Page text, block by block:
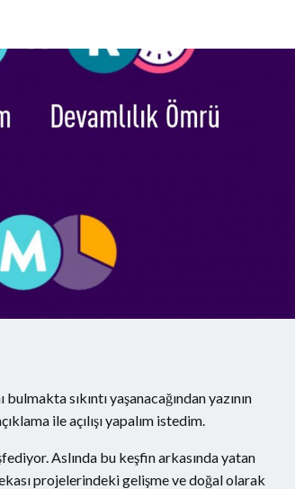
sıkıntı yaşanacağından yazının
ile açılışı yapalım istedim.
Aslında bu keşfin arkasında yatan
projelerindeki gelişme ve doğal olarak